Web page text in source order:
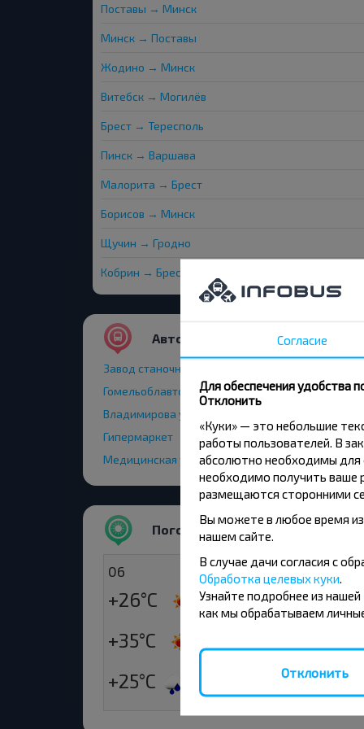
Поставы → Минск
Минск → Поставы
Жодино → Минск
Витебск → Могилёв
Брест → Тересполь
Пинск → Варшава
Малорита → Брест
Борисов → Минск
Щучин → Гродно
Кобрин → Брест
Автовокзалы и остановки
Завод станочных узлов ООТ
Гомельоблавтотранс
Владимирова ул ООТ
Гипермаркет
Медицинская ул.
Погода
06
+26°C Утро
+35°C
+25°C
07
+28°C
+18°C
Согласие
Для обеспечения удобства
Отклонить
«Куки» — это небольшие
работы пользователей. В
абсолютно необходимы для
необходимо получить ваше
размещаются сторонними
Вы можете в любое время
нашем сайте.
В случае дачи согласия с
Обработка целевых куки
Узнайте подробнее из нашей
как мы обрабатываем
Отклонить